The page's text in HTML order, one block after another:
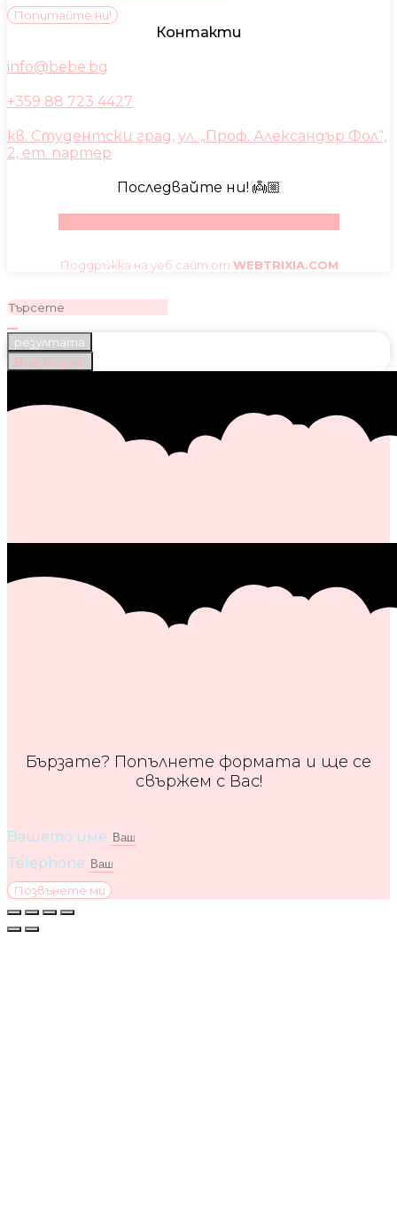
Попитайте ни!
Контакти
info@bebe.bg
+359 88 723 4427
кв. Студентски град, ул. „Проф. Александър Фол“,
2, ет. партер
Последвайте ни! 👼🏼
Поддръжка на уеб сайт от WEBTRIXIA.COM
резултата
Виж всички
Бързате? Попълнете формата и ще се
свържем с Вас!
Вашето име
Telephone
Позвънете ми